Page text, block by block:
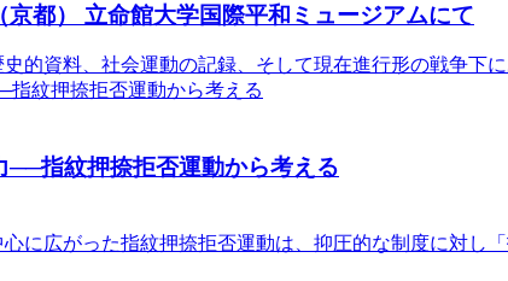
都） 立命館大学国際平和ミュージアムにて
的資料、社会運動の記録、そして現在進行形の戦争
──指紋押捺拒否運動から考える
心に広がった指紋押捺拒否運動は、抑圧的な制度に対